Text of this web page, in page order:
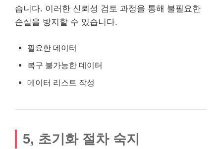
습니다. 이러한 신뢰성 검토 과정을 통해 불필요한
손실을 방지할 수 있습니다.
필요한 데이터
복구 불가능한 데이터
데이터 리스 트 작성
5, 초기화 절차 숙지